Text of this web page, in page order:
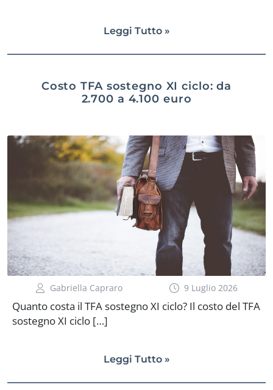
Leggi Tutto »
Costo TFA sostegno XI ciclo: da
2.700 a 4.100 euro
Gabriella Capraro 9 Luglio 2026
Quanto costa il TFA sostegno XI ciclo? Il costo del TFA
sostegno XI ciclo […]
Leggi Tutto »